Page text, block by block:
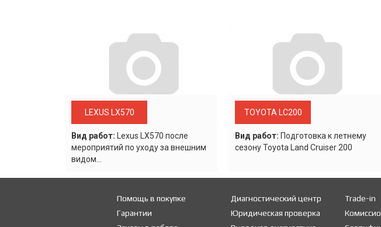
LEXUS LX570
Вид работ: Lexus LХ570 после
мероприятий по уходу за внешним
видом...
TOYOTA LC200
Вид работ: Подготовка к летнему
сезону Toyota Land Cruiser 200
Помощь в покупке
Гарантии
Диагностический центр
Юридическая проверка
Trade-in